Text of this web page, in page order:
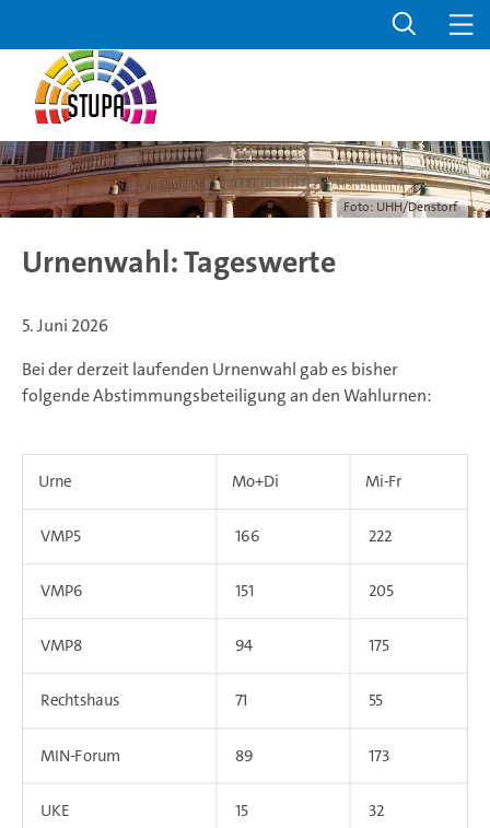
Foto: UHH/Denstorf
Urnenwahl: Tageswerte
5. Juni 2026
Bei der derzeit laufenden Urnenwahl gab es bisher
folgende Abstimmungsbeteiligung an den Wahlurnen:
Urne Mo+Di Mi-Fr
VMP5 166 222
VMP6 151 205
VMP8 94 175
Rechtshaus 71 55
MIN-Forum 89 173
UKE 15 32